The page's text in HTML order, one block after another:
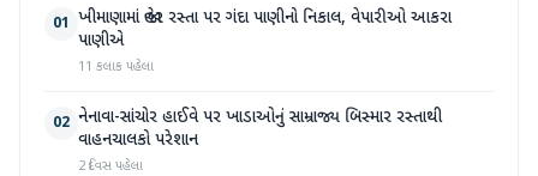
01 ખીમાણામાં જાહેર રસ્તા પર ગંદા પાણીનો નિકાલ, વેપારીઓ આકરા
પાણીએ
11 કલાક પહેલા
02 નેનાવા-સાંચોર હાઈવે પર ખાડાઓનું સામ્રાજ્ય બિસ્માર રસ્તાથી
વાહનચાલકો પરેશાન
2 દિવસ પહેલા